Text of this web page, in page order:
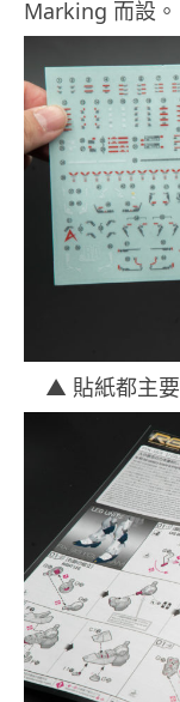
Marking 而設。
▲ 貼紙都主